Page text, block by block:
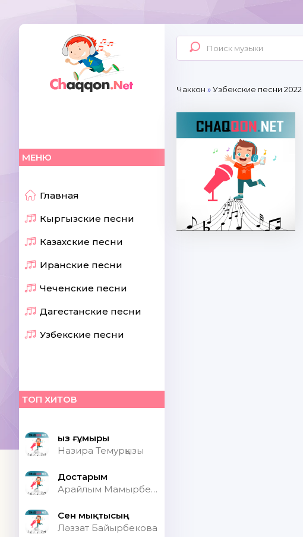
МЕНЮ
Главная
Кыргызские песни
Казахские песни
Иранские песни
Чеченские песни
Дагестанские песни
Узбекские песни
ТОП ХИТОВ
Қыз ғұмыры
Назира Темурқызы
Достарым
Арайлым Мамырбекқызы
Сен мықтысың
Ләззат Байырбекова
Чаккон »Узбекские песни 2022